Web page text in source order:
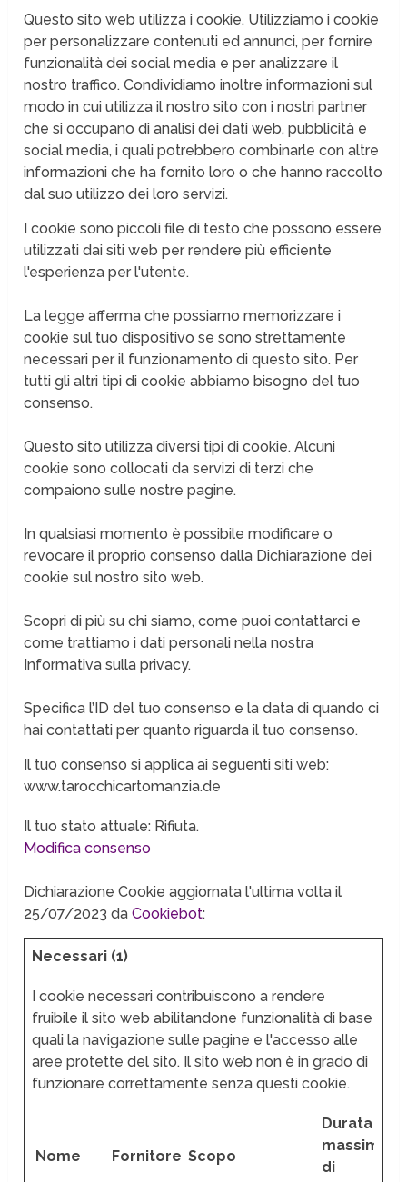
Questo sito web utilizza i cookie. Utilizziamo i cookie
per personalizzare contenuti ed annunci, per fornire
funzionalità dei social media e per analizzare il
nostro traffico. Condividiamo inoltre informazioni sul
modo in cui utilizza il nostro sito con i nostri partner
che si occupano di analisi dei dati web, pubblicità e
social media, i quali potrebbero combinarle con altre
informazioni che ha fornito loro o che hanno raccolto
dal suo utilizzo dei loro servizi.
I cookie sono piccoli file di testo che possono essere
utilizzati dai siti web per rendere più efficiente
l'esperienza per l'utente.
La legge afferma che possiamo memorizzare i
cookie sul tuo dispositivo se sono strettamente
necessari per il funzionamento di questo sito. Per
tutti gli altri tipi di cookie abbiamo bisogno del tuo
consenso.
Questo sito utilizza diversi tipi di cookie. Alcuni
cookie sono collocati da servizi di terzi che
compaiono sulle nostre pagine.
In qualsiasi momento è possibile modificare o
revocare il proprio consenso dalla Dichiarazione dei
cookie sul nostro sito web.
Scopri di più su chi siamo, come puoi contattarci e
come trattiamo i dati personali nella nostra
Informativa sulla privacy.
Specifica l’ID del tuo consenso e la data di quando ci
hai contattati per quanto riguarda il tuo consenso.
Il tuo consenso si applica ai seguenti siti web:
www.tarocchicartomanzia.de
Il tuo stato attuale: Rifiuta.
Modifica consenso
Dichiarazione Cookie aggiornata l'ultima volta il
25/07/2023 daCookiebot:
Necessari (1)
I cookie necessari contribuiscono a rendere
fruibile il sito web abilitandone funzionalità di base
quali la navigazione sulle pagine e l'accesso alle
aree protette del sito. Il sito web non è in grado di
funzionare correttamente senza questi cookie.
Nome Fornitore Scopo
Durata
massima
di